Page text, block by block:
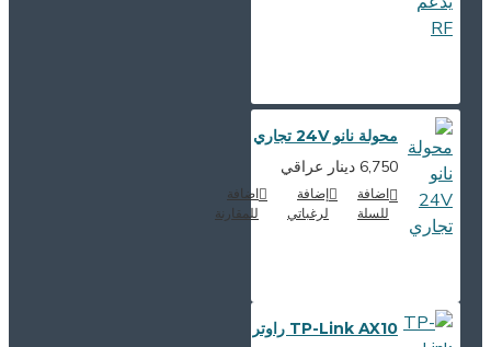
محولة نانو 24V تجاري
6,750 دينار عراقي
اضافة
للسلة
إضافة
لرغباتي
اضافة
للمقارنة
TP-Link AX10 راوتر